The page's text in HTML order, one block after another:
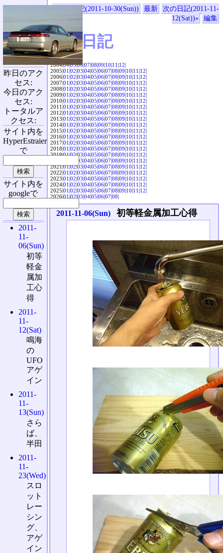
«前の日記(2011-10-30(Sun)) 最新
次の日記(2011-11-
12(Sat))»
編集
SVX日記
2004|04|05|06|07|08|09|10|11|12|
2005|01|02|03|04|05|06|07|08|09|10|11|12|
2006|01|02|03|04|05|06|07|08|09|10|11|12|
2007|01|02|03|04|05|06|07|08|09|10|11|12|
2008|01|02|03|04|05|06|07|08|09|10|11|12|
2009|01|02|03|04|05|06|07|08|09|10|11|12|
2010|01|02|03|04|05|06|07|08|09|10|11|12|
2011|01|02|03|04|05|06|07|08|09|10|11|12|
2012|01|02|03|04|05|06|07|08|09|10|11|12|
2013|01|02|03|04|05|06|07|08|09|10|11|12|
2014|01|02|03|04|05|06|07|08|09|10|11|12|
2015|01|02|03|04|05|06|07|08|09|10|11|12|
2016|01|02|03|04|05|06|07|08|09|10|11|12|
2017|01|02|03|04|05|06|07|08|09|10|11|12|
2018|01|02|03|04|05|06|07|08|09|10|11|12|
2019|01|02|03|04|05|06|07|08|09|10|11|12|
03|04|05|06|07|08|09|10|11|12|
2021|01|02|03|04|05|06|07|08|09|10|11|12|
2022|01|02|03|04|05|06|07|08|09|10|11|12|
2023|01|02|03|04|05|06|07|08|09|10|11|12|
2024|01|02|03|04|05|06|07|08|09|10|11|12|
2025|01|02|03|04|05|06|07|08|09|10|11|12|
2026|01|02|03|04|05|06|07|08|
2011-11-06(Sun) 初等軽金属加工心得
昨日のアク
セス:
今日のアク
セス:
トータルア
クセス:
サイト内を
HyperEstraier
で
サイト内を
googleで
2011-
11-
06(Sun)
初等
軽金
属加
工心
得
2011-
11-
12(Sat)
鳴海
の
UFO
アゲ
イン
2011-
11-
13(Sun)
さら
ば、
半田
2011-
11-
23(Wed)
スロ
ット
レー
シン
グ、
アゲ
イン